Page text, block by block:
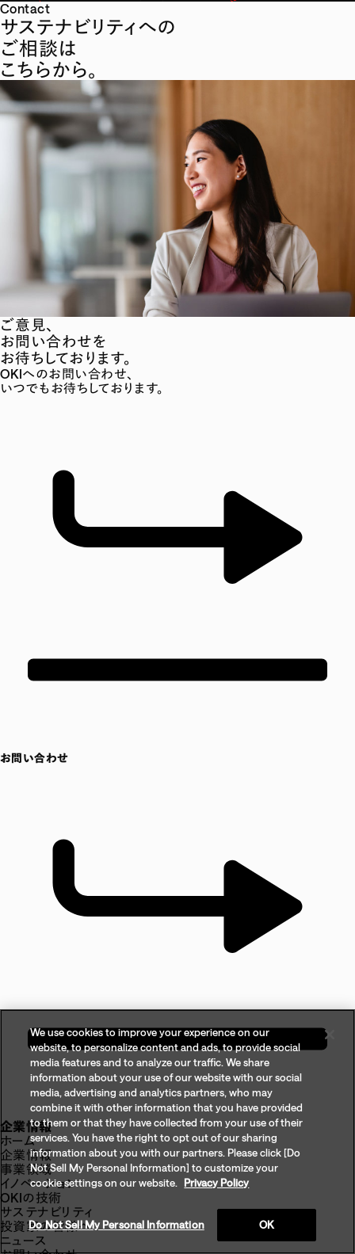
Contact
サステナビリティへの
ご相談は
こちらから。
ご意見、
お問い合わせを
お待ちしております。
OKIへのお問い合わせ、
いつでもお待ちしております。
お問い合わせ
企業情報
ホーム
企業情報
事業領域
イノベーション
OKIの技術
サステナビリティ
投資家の皆様へ
ニュース
We use cookies to improve your experience on our
website, to personalize content and ads, to provide social
media features and to analyze our traffic. We share
information about your use of our website with our social
media, advertising and analytics partners, who may
combine it with other information that you have provided
to them or that they have collected from your use of their
services. You have the right to opt out of our sharing
information about you with our partners. Please click [Do
Not Sell My Personal Information] to customize your
cookie settings on our website.
Privacy Policy
Do Not Sell My Personal Information OK